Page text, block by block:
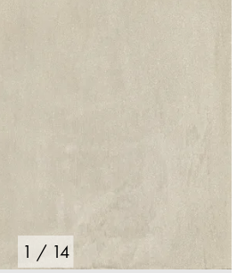
1 / 14